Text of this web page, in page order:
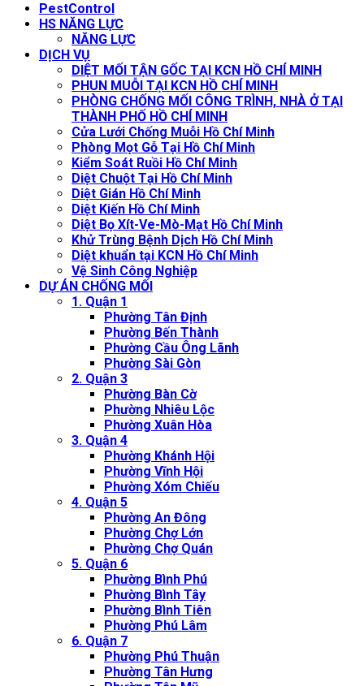
PestControl
HS NĂNG LỰC
NĂNG LỰC
DỊCH VỤ
DIỆT MỐI TẬN GỐC TẠI KCN HỒ CHÍ MINH
PHUN MUỖI TẠI KCN HỒ CHÍ MINH
PHÒNG CHỐNG MỐI CÔNG TRÌNH, NHÀ Ở TẠI
THÀNH PHỐ HỒ CHÍ MINH
Cửa Lưới Chống Muỗi Hồ Chí Minh
Phòng Mọt Gỗ Tại Hồ Chí Minh
Kiểm Soát Ruồi Hồ Chí Minh
Diệt Chuột Tại Hồ Chí Minh
Diệt Gián Hồ Chí Minh
Diệt Kiến Hồ Chí Minh
Diệt Bọ Xít-Ve-Mò-Mạt Hồ Chí Minh
Khử Trùng Bệnh Dịch Hồ Chí Minh
Diệt khuẩn tại KCN Hồ Chí Minh
Vệ Sinh Công Nghiệp
DỰ ÁN CHỐNG MỐI
1. Quận 1
Phường Tân Định
Phường Bến Thành
Phường Cầu Ông Lãnh
Phường Sài Gòn
2. Quận 3
Phường Bàn Cờ
Phường Nhiêu Lộc
Phường Xuân Hòa
3. Quận 4
Phường Khánh Hội
Phường Vĩnh Hội
Phường Xóm Chiếu
4. Quận 5
Phường An Đông
Phường Chợ Lớn
Phường Chợ Quán
5. Quận 6
Phường Bình Phú
Phường Bình Tây
Phường Bình Tiên
Phường Phú Lâm
6. Quận 7
Phường Phú Thuận
Phường Tân Hưng